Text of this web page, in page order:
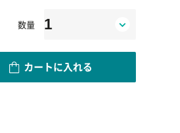
数量
カートに入れる